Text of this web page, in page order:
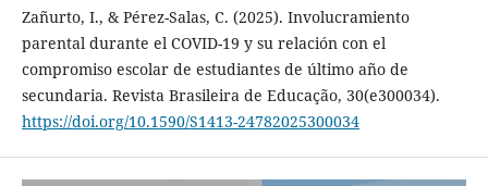
Zañurto, I., & Pérez-Salas, C. (2025). Involucramiento
parental durante el COVID-19 y su relación con el
compromiso escolar de estudiantes de último año de
secundaria. Revista Brasileira de Educação, 30(e300034).
https://doi.org/10.1590/S1413-24782025300034